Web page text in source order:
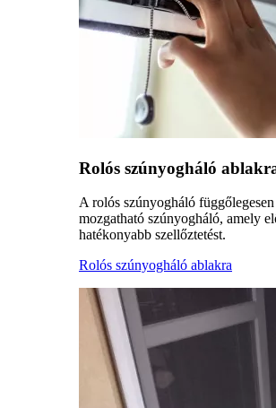
Rolós szúnyogháló
A rolós szúnyogháló függőlegesen
mozgatható szúnyogháló, amely
hatékonyabb szellőztetést.
Rolós szúnyogháló ablakra